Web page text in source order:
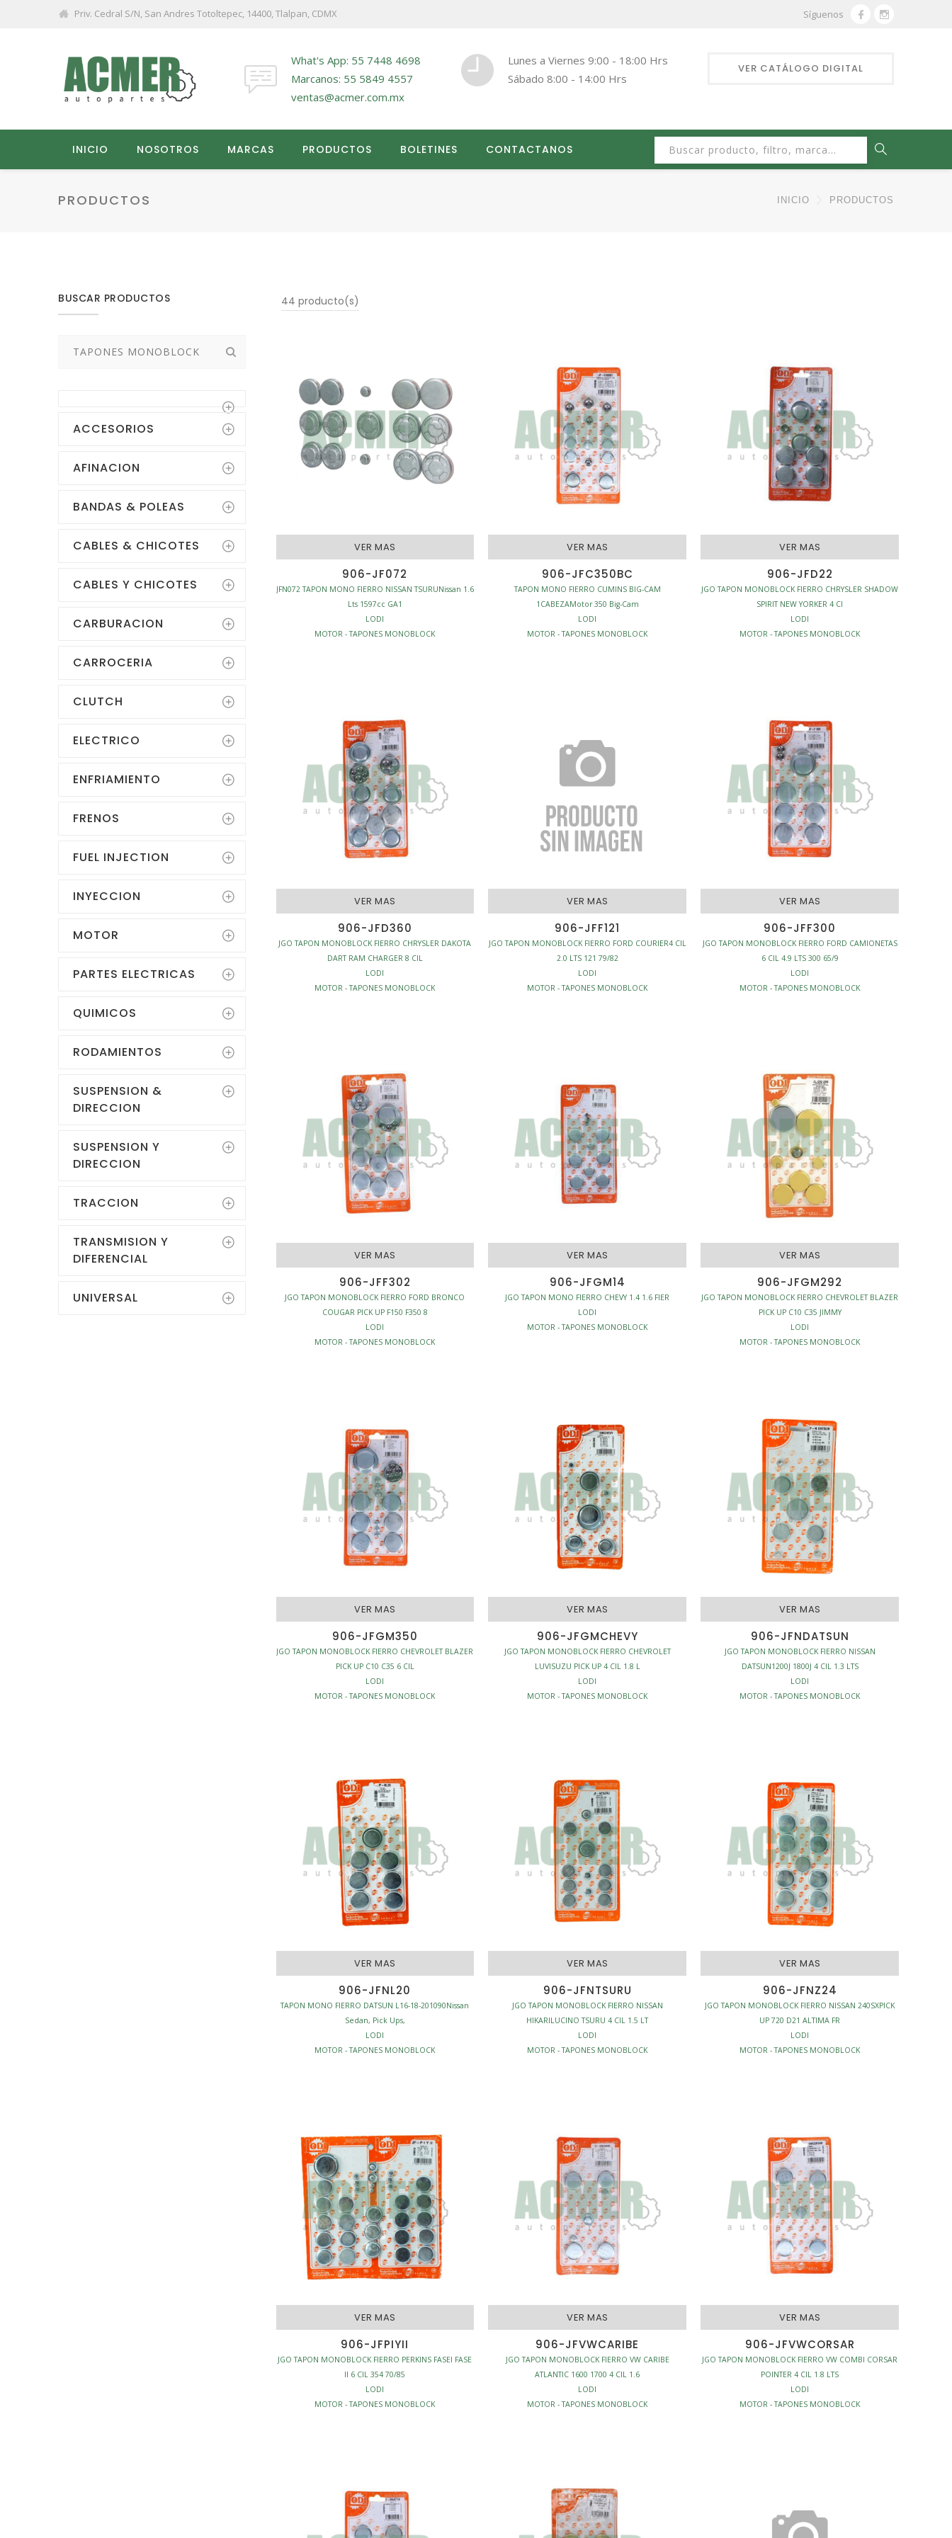
Priv. Cedral S/N, San Andres Totoltepec, 14400, Tlalpan, CDMX Síguenos
VER CATÁLOGO DIGITAL
What's App: 55 7448 4698
Marcanos: 55 5849 4557
ventas@acmer.com.mx
Lunes a Viernes 9:00 - 18:00 Hrs
Sábado 8:00 - 14:00 Hrs
INICIO NOSOTROS MARCAS PRODUCTOS BOLETINES CONTACTANOS Buscar:
PRODUCTOS INICIO PRODUCTOS
44 producto(s)
VER MAS
906-JF072
JFN072 TAPON MONO FIERRO NISSAN TSURUNissan 1.6
Lts 1597cc GA1
LODI
MOTOR - TAPONES MONOBLOCK
VER MAS
906-JFC350BC
TAPON MONO FIERRO CUMINS BIG-CAM
1CABEZAMotor 350 Big-Cam
LODI
MOTOR - TAPONES MONOBLOCK
VER MAS
906-JFD22
JGO TAPON MONOBLOCK FIERRO CHRYSLER SHADOW
SPIRIT NEW YORKER 4 CI
LODI
MOTOR - TAPONES MONOBLOCK
VER MAS
906-JFD360
JGO TAPON MONOBLOCK FIERRO CHRYSLER DAKOTA
DART RAM CHARGER 8 CIL
LODI
MOTOR - TAPONES MONOBLOCK
VER MAS
906-JFF121
JGO TAPON MONOBLOCK FIERRO FORD COURIER4 CIL
2.0 LTS 121 79/82
LODI
MOTOR - TAPONES MONOBLOCK
VER MAS
906-JFF300
JGO TAPON MONOBLOCK FIERRO FORD CAMIONETAS
6 CIL 4.9 LTS 300 65/9
LODI
MOTOR - TAPONES MONOBLOCK
VER MAS
906-JFF302
JGO TAPON MONOBLOCK FIERRO FORD BRONCO
COUGAR PICK UP F150 F350 8
LODI
MOTOR - TAPONES MONOBLOCK
VER MAS
906-JFGM14
JGO TAPON MONO FIERRO CHEVY 1.4 1.6 FIER
LODI
MOTOR - TAPONES MONOBLOCK
VER MAS
906-JFGM292
JGO TAPON MONOBLOCK FIERRO CHEVROLET BLAZER
PICK UP C10 C35 JIMMY
LODI
MOTOR - TAPONES MONOBLOCK
VER MAS
906-JFGM350
JGO TAPON MONOBLOCK FIERRO CHEVROLET BLAZER
PICK UP C10 C35 6 CIL
LODI
MOTOR - TAPONES MONOBLOCK
VER MAS
906-JFGMCHEVY
JGO TAPON MONOBLOCK FIERRO CHEVROLET
LUVISUZU PICK UP 4 CIL 1.8 L
LODI
MOTOR - TAPONES MONOBLOCK
VER MAS
906-JFNDATSUN
JGO TAPON MONOBLOCK FIERRO NISSAN
DATSUN1200J 1800J 4 CIL 1.3 LTS
LODI
MOTOR - TAPONES MONOBLOCK
VER MAS
906-JFNL20
TAPON MONO FIERRO DATSUN L16-18-201090Nissan
Sedan, Pick Ups,
LODI
MOTOR - TAPONES MONOBLOCK
VER MAS
906-JFNTSURU
JGO TAPON MONOBLOCK FIERRO NISSAN
HIKARILUCINO TSURU 4 CIL 1.5 LT
LODI
MOTOR - TAPONES MONOBLOCK
VER MAS
906-JFNZ24
JGO TAPON MONOBLOCK FIERRO NISSAN 240SXPICK
UP 720 D21 ALTIMA FR
LODI
MOTOR - TAPONES MONOBLOCK
VER MAS
906-JFPIYII
JGO TAPON MONOBLOCK FIERRO PERKINS FASEI FASE
II 6 CIL 354 70/85
LODI
MOTOR - TAPONES MONOBLOCK
VER MAS
906-JFVWCARIBE
JGO TAPON MONOBLOCK FIERRO VW CARIBE
ATLANTIC 1600 1700 4 CIL 1.6
LODI
MOTOR - TAPONES MONOBLOCK
VER MAS
906-JFVWCORSAR
JGO TAPON MONOBLOCK FIERRO VW COMBI CORSAR
POINTER 4 CIL 1.8 LTS
LODI
MOTOR - TAPONES MONOBLOCK
BUSCAR PRODUCTOS
ACCESORIOS
AFINACION
BANDAS & POLEAS
CABLES & CHICOTES
CABLES Y CHICOTES
CARBURACION
CARROCERIA
CLUTCH
ELECTRICO
ENFRIAMIENTO
FRENOS
FUEL INJECTION
INYECCION
MOTOR
PARTES ELECTRICAS
QUIMICOS
RODAMIENTOS
SUSPENSION &
DIRECCION
SUSPENSION Y
DIRECCION
TRACCION
TRANSMISION Y
DIFERENCIAL
UNIVERSAL